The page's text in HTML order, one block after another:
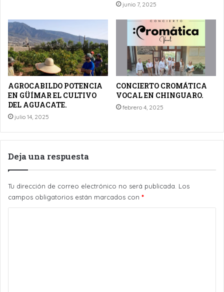
junio 7, 2025
AGROCABILDO POTENCIA
EN GÜÍMAR EL CULTIVO
DEL AGUACATE.
julio 14, 2025
CONCIERTO CROMÁTICA
VOCAL EN CHINGUARO.
febrero 4, 2025
Deja una respuesta
Tu dirección de correo electrónico no será publicada. Los
campos obligatorios están marcados con *